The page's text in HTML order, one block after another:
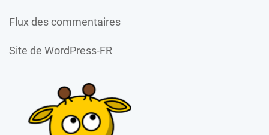
Flux des commentaires
Site de WordPress-FR